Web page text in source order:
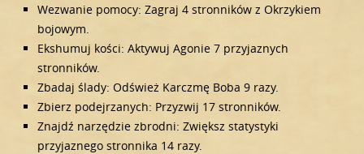
Wezwanie pomocy: Zagraj 4 stronników z Okrzykiem
bojowym.
Ekshumuj kości: Aktywuj Agonie 7 przyjaznych
stronników.
Zbadaj ślady: Odśwież Karczmę Boba 9 razy.
Zbierz podejrzanych: Przyzwij 17 stronników.
Znajdź narzędzie zbrodni: Zwiększ statystyki
przyjaznego stronnika 14 razy.